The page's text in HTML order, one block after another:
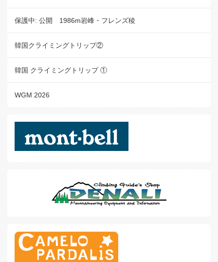
保護中: 公開 1986m岩峰・フレンズ稜
韓国クライミングトリップ②
韓国 クライミングトリップ ①
WGM 2026